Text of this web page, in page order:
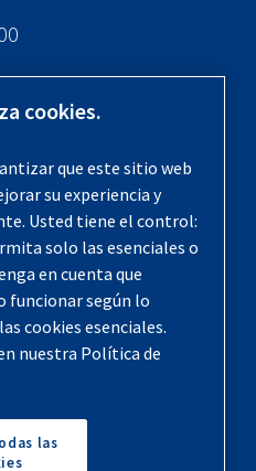
los derechos
cookies.
que este sitio web
su experiencia y
Usted tiene el control:
solo las esenciales o
en cuenta que
funcionar según lo
cookies esenciales.
nuestra Política de
las